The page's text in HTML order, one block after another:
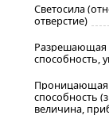
Светосила
отверстие)
Разрешающая
способность,
Проницающая
способность
величина,